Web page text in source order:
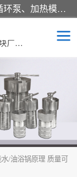
郑州杜甫仪器厂主营：低温冷却液循环泵、加热模块、水热合成反应釜、水油浴锅、旋转蒸发器、循环水真空泵等产品。郑州杜甫仪器厂在众多的教学仪器行业中依靠科技力量扬长避短、迅速发展，成为国家教委*生产教学仪器的厂家，产品具有国内良好水平，主导产品通过ISO9002质量认证。
低温冷却液循环泵厂家,加热模块厂家,水热合成反应釜厂家,水油浴锅厂家,旋转蒸发器厂家
/油浴锅原理 质量可
成反应釜厂家
厂家
器
反应釜10L